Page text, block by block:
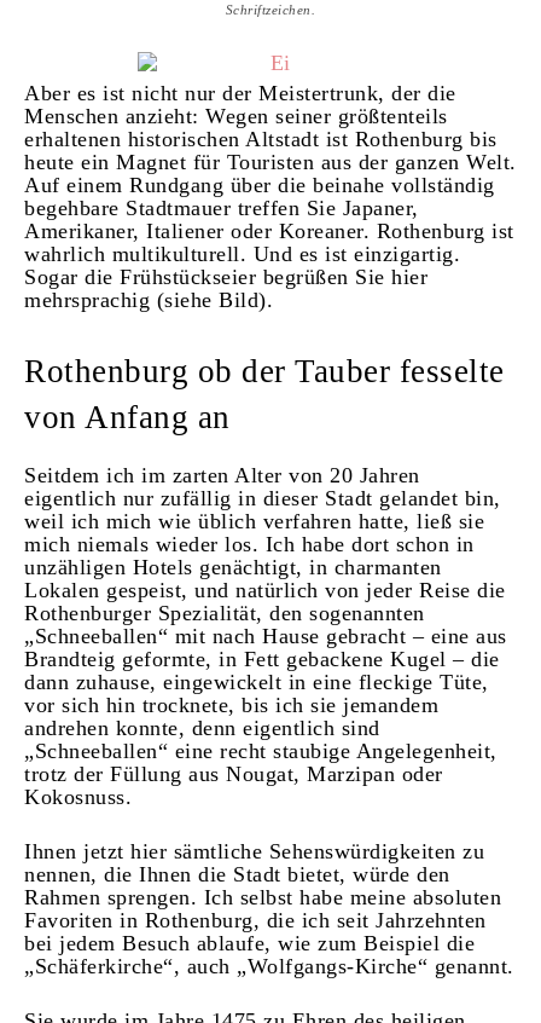
Schriftzeichen.
Aber es ist nicht nur der Meistertrunk, der die
Menschen anzieht: Wegen seiner größtenteils
erhaltenen historischen Altstadt ist Rothenburg bis
heute ein Magnet für Touristen aus der ganzen Welt.
Auf einem Rundgang über die beinahe vollständig
begehbare Stadtmauer treffen Sie Japaner,
Amerikaner, Italiener oder Koreaner. Rothenburg ist
wahrlich multikulturell. Und es ist einzigartig.
Sogar die Frühstückseier begrüßen Sie hier
mehrsprachig (siehe Bild).
Rothenburg ob der Tauber fesselte
von Anfang an
Seitdem ich im zarten Alter von 20 Jahren
eigentlich nur zufällig in dieser Stadt gelandet bin,
weil ich mich wie üblich verfahren hatte, ließ sie
mich niemals wieder los. Ich habe dort schon in
unzähligen Hotels genächtigt, in charmanten
Lokalen gespeist, und natürlich von jeder Reise die
Rothenburger Spezialität, den sogenannten
„Schneeballen“ mit nach Hause gebracht – eine aus
Brandteig geformte, in Fett gebackene Kugel – die
dann zuhause, eingewickelt in eine fleckige Tüte,
vor sich hin trocknete, bis ich sie jemandem
andrehen konnte, denn eigentlich sind
„Schneeballen“ eine recht staubige Angelegenheit,
trotz der Füllung aus Nougat, Marzipan oder
Kokosnuss.
Ihnen jetzt hier sämtliche Sehenswürdigkeiten zu
nennen, die Ihnen die Stadt bietet, würde den
Rahmen sprengen. Ich selbst habe meine absoluten
Favoriten in Rothenburg, die ich seit Jahrzehnten
bei jedem Besuch ablaufe, wie zum Beispiel die
„Schäferkirche“, auch „Wolfgangs-Kirche“ genannt.